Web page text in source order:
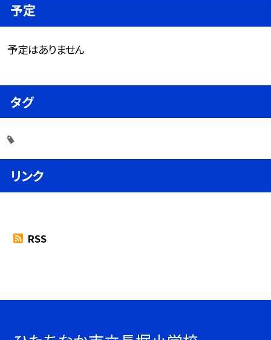
予定
予定はありません
タグ
リンク
RSS